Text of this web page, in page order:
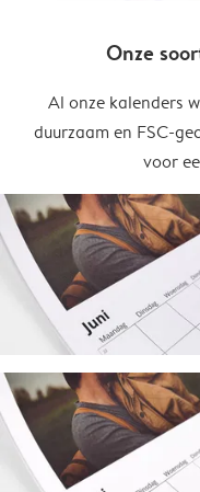
Onze
Al onze kalenders
duurzaam en FSC-
voor